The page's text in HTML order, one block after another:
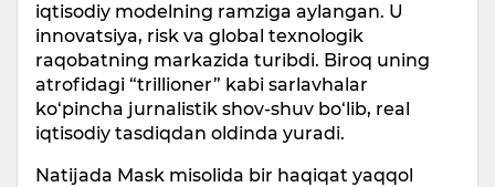
iqtisodiy modelning ramziga aylangan. U
innovatsiya, risk va global texnologik
raqobatning markazida turibdi. Biroq uning
atrofidagi “trillioner” kabi sarlavhalar
ko‘pincha jurnalistik shov-shuv bo‘lib, real
iqtisodiy tasdiqdan oldinda yuradi.
Natijada Mask misolida bir haqiqat yaqqol